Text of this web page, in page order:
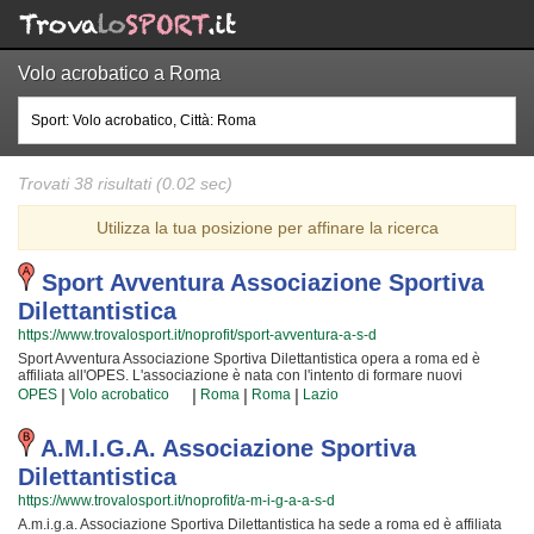
Volo acrobatico a Roma
Trovati 38 risultati (0.02 sec)
Utilizza la tua posizione per affinare la ricerca
Sport Avventura Associazione Sportiva
Dilettantistica
https://www.trovalosport.it/noprofit/sport-avventura-a-s-d
Sport Avventura Associazione Sportiva Dilettantistica opera a roma ed è
affiliata all'OPES. L'associazione è nata con l'intento di formare nuovi
campioni di volo acrobatico e metterli alla prova attraverso le gare cui
partecipiamo o che organizzano insieme all'OPES! Il tutto all'insegna della
assoluta sicurezza e... del divertimento! Certo, non tutti possono avere la
sicurezza di diventare dei campioni ma è certezza che ognuno possa avere
questa ambizione e coltivare i grandi sogni della Vita! Gli istruttori sono i più
bravi della Provincia ed hanno alle loro spalle anni ed anni di esperienza
nell'ambiente; per loro non c'è cosa più bella del crescere nuove generazioni
di atleti e condividere la propria passione, abilità... e i tanti trucchetti imparati
in tutta una vita! Chi vuole fare oggi volo acrobatico deve affidarsi
OPES | Volo acrobatico | Roma | Roma | Lazio
A.m.i.g.a. Associazione Sportiva
Dilettantistica
https://www.trovalosport.it/noprofit/a-m-i-g-a-a-s-d
A.m.i.g.a. Associazione Sportiva Dilettantistica ha sede a roma ed è affiliata